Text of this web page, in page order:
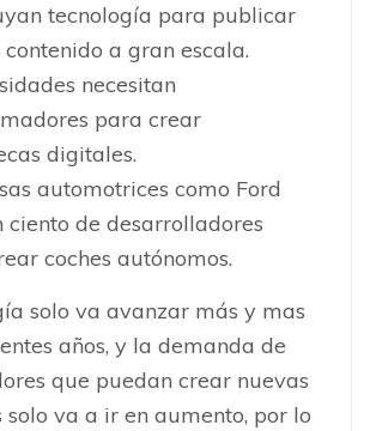
tecnología para publicar
a gran escala.
necesitan
para crear
digitales.
automotrices como Ford
ciento de desarrolladores
coches autónomos.
solo va avanzar más y mas
años, y la demanda de
que puedan crear nuevas
solo va a ir en aumento, por lo